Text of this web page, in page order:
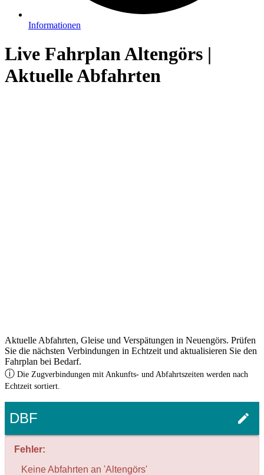
Informationen
Live Fahrplan Altengörs |
Aktuelle Abfahrten
Aktuelle Abfahrten, Gleise und Verspätungen in Neuengörs. Prüfen
Sie die nächsten Verbindungen in Echtzeit und aktualisieren Sie den
Fahrplan bei Bedarf.
ⓘ Die Zugverbindungen mit Ankunfts- und Abfahrtszeiten werden nach
Echtzeit sortiert.